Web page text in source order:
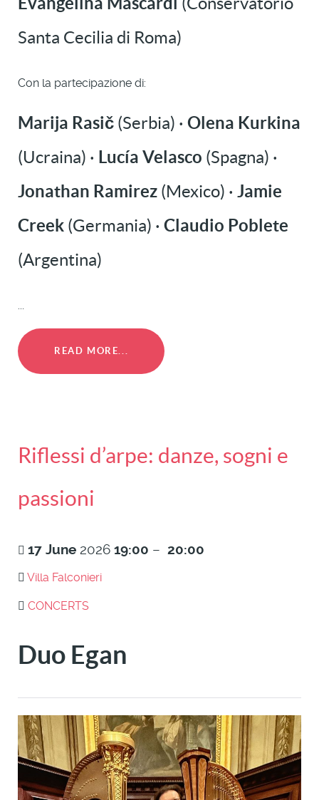
Santa Cecilia di Roma)
Con la partecipazione di:
Marija Rasič (Serbia) · Olena Kurkina
(Ucraina) · Lucía Velasco (Spagna) ·
Jonathan Ramirez (Mexico) · Jamie
Creek (Germania) · Claudio Poblete
(Argentina)
...
READ MORE...
Riflessi d’arpe: danze, sogni e
passioni
17 June 2026 19:00 – 20:00
Villa Falconieri
CONCERTS
Duo Egan